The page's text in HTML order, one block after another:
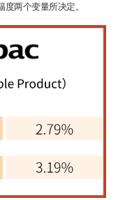
两个变量所决定。